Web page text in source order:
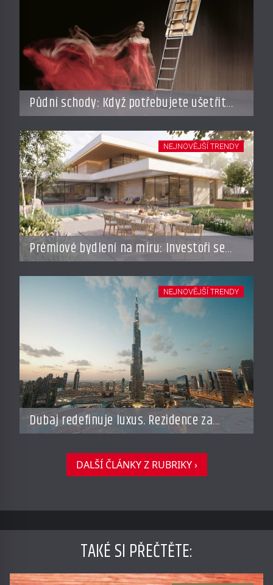
Půdní schody: Když potřebujete ušetřit
místo, ale nechcete dělat kompromisy
Prémiové bydlení na míru: Investoři se
vracejí do Česka, roste zájem o top
adresy i byty a domy za stovky milionů
NEJNOVĚJŠÍ TRENDY
Dubaj redefinuje luxus. Rezidence za
miliardy dnes připomínají soukromé
resorty budoucnosti
NEJNOVĚJŠÍ TRENDY
DALŠÍ ČLÁNKY Z RUBRIKY ›
TAKÉ SI PŘEČTĚTE: